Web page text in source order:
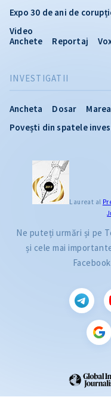
INVESTIGATII
Ancheta Dosar
Povești din spatele
Expo 30 de ani de
Video
Anchete
Reportaj
Laureat al
Ne puteți urmări și pe
și cele mai